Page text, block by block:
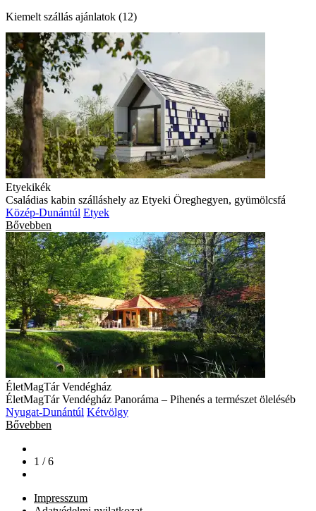
Kiemelt szállás ajánlatok (12)
Etyekikék
Családias kabin szálláshely az Etyeki Öreghegyen, gyümölcsfá
Közép-Dunántúl Etyek
Bővebben
ÉletMagTár Vendégház
ÉletMagTár Vendégház Panoráma – Pihenés a természet öleléséb
Nyugat-Dunántúl Kétvölgy
Bővebben
1 / 6
Impresszum